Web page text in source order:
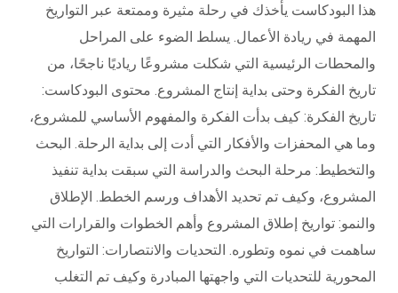
هذا البودكاست يأخذك في رحلة مثيرة وممتعة عبر التواريخ
المهمة في ريادة الأعمال. يسلط الضوء على المراحل
والمحطات الرئيسية التي شكلت مشروعًا رياديًا ناجحًا، من
تاريخ الفكرة وحتى بداية إنتاج المشروع. محتوى البودكاست:
تاريخ الفكرة: كيف بدأت الفكرة والمفهوم الأساسي للمشروع،
وما هي المحفزات والأفكار التي أدت إلى بداية الرحلة. البحث
والتخطيط: مرحلة البحث والدراسة التي سبقت بداية تنفيذ
المشروع، وكيف تم تحديد الأهداف ورسم الخطط. الإطلاق
والنمو: تواريخ إطلاق المشروع وأهم الخطوات والقرارات التي
ساهمت في نموه وتطوره. التحديات والانتصارات: التواريخ
المحورية للتحديات التي واجهتها المبادرة وكيف تم التغلب